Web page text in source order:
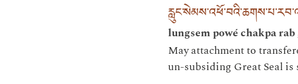
lungsem powé chakpa
May attachment to
un-subsiding Great Seal